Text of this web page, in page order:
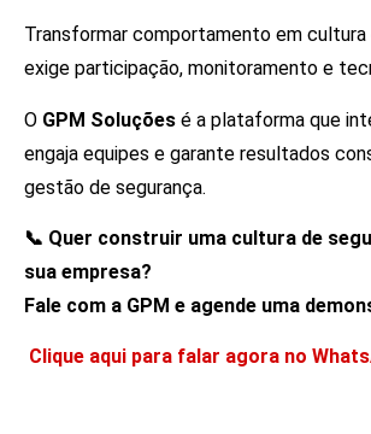
Transformar comportamento em cultura
exige participação, monitoramento e
O GPM Soluções é a plataforma que
engaja equipes e garante resultados
gestão de segurança.
📞 Quer construir uma cultura de
sua empresa?
Fale com a GPM e agende uma
Clique aqui para falar agora no